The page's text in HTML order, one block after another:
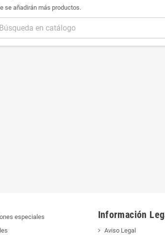
se añadirán más productos.
especiales
Información
Aviso Legal